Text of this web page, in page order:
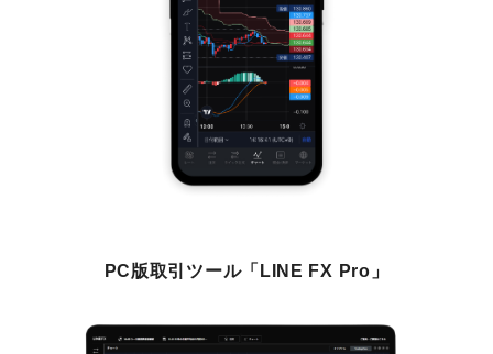
PC版取引ツール「LINE FX Pro」